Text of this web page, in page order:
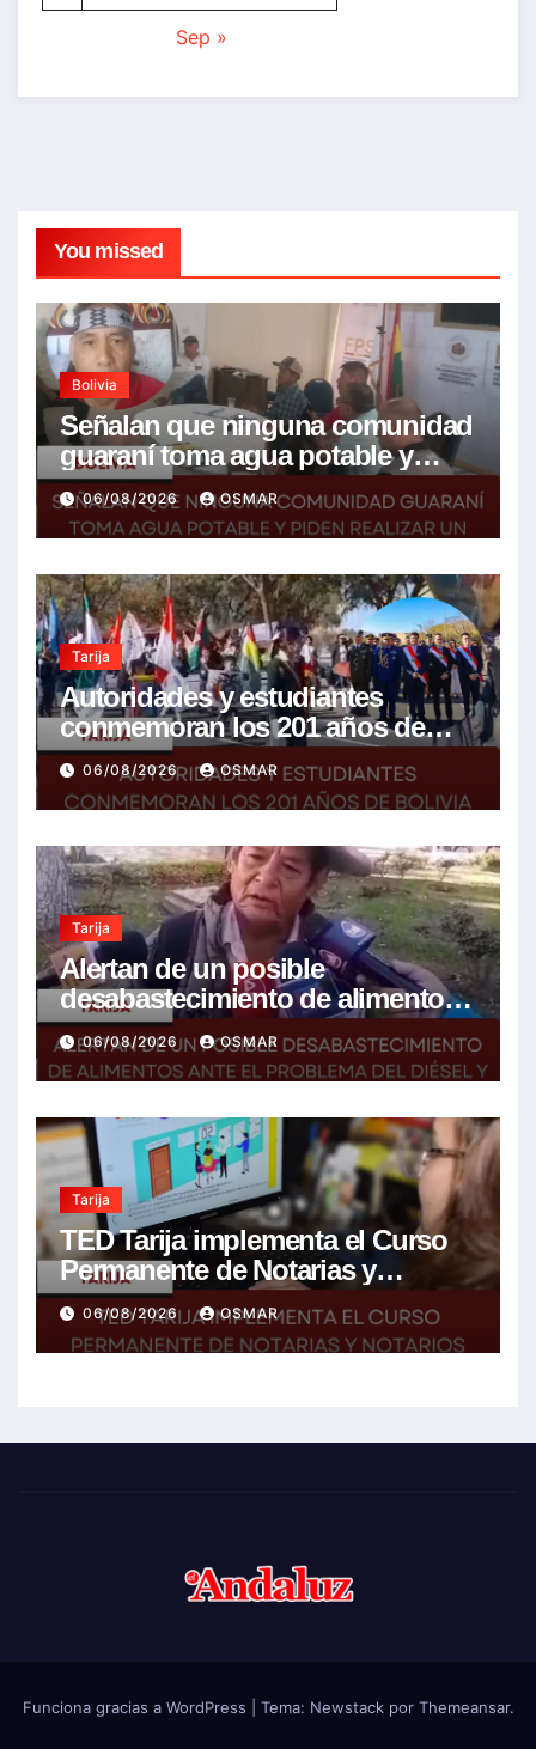
Sep »
You missed
Bolivia
Señalan que ninguna comunidad
guaraní toma agua potable y
piden realizar un Foro para
resolver la problemática
06/08/2026 OSMAR
Tarija
Autoridades y estudiantes
conmemoran los 201 años de
Bolivia con la esperanza de un
mejor futuro
06/08/2026 OSMAR
Tarija
Alertan de un posible
desabastecimiento de alimentos
ante el problema del diésel y el
encarecimiento de insumos
agrícolas
06/08/2026 OSMAR
Tarija
TED Tarija implementa el Curso
Permanente de Notarias y
Notarios Electorales 2026
06/08/2026 OSMAR
Funciona gracias a WordPress Tema: Newstackpor Themeansar.